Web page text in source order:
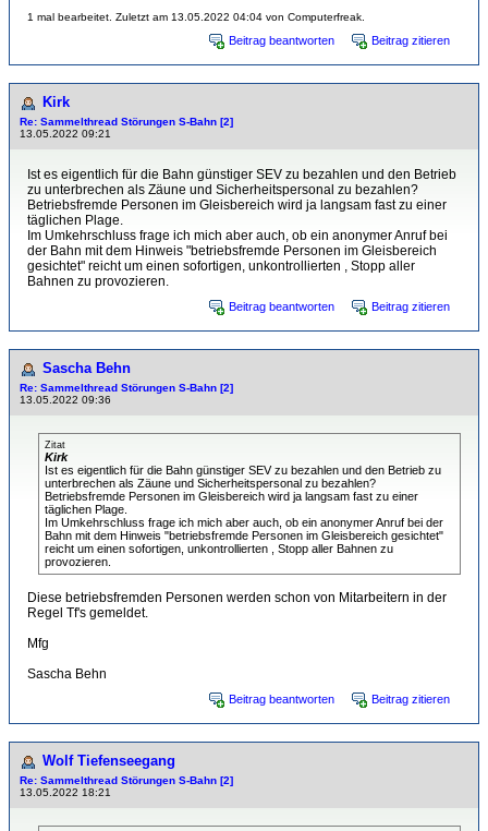
1 mal bearbeitet. Zuletzt am 13.05.2022 04:04 von Computerfreak.
Beitrag beantworten Beitrag zitieren
Kirk
Re: Sammelthread Störungen S-Bahn [2]
13.05.2022 09:21
Ist es eigentlich für die Bahn günstiger SEV zu bezahlen und den Betrieb
zu unterbrechen als Zäune und Sicherheitspersonal zu bezahlen?
Betriebsfremde Personen im Gleisbereich wird ja langsam fast zu einer
täglichen Plage.
Im Umkehrschluss frage ich mich aber auch, ob ein anonymer Anruf bei
der Bahn mit dem Hinweis "betriebsfremde Personen im Gleisbereich
gesichtet" reicht um einen sofortigen, unkontrollierten , Stopp aller
Bahnen zu provozieren.
Beitrag beantworten Beitrag zitieren
Sascha Behn
Re: Sammelthread Störungen S-Bahn [2]
13.05.2022 09:36
Zitat
Kirk
Ist es eigentlich für die Bahn günstiger SEV zu bezahlen und den Betrieb zu
unterbrechen als Zäune und Sicherheitspersonal zu bezahlen?
Betriebsfremde Personen im Gleisbereich wird ja langsam fast zu einer
täglichen Plage.
Im Umkehrschluss frage ich mich aber auch, ob ein anonymer Anruf bei der
Bahn mit dem Hinweis "betriebsfremde Personen im Gleisbereich gesichtet"
reicht um einen sofortigen, unkontrollierten , Stopp aller Bahnen zu
provozieren.
Diese betriebsfremden Personen werden schon von Mitarbeitern in der
Regel Tf's gemeldet.
Mfg
Sascha Behn
Beitrag beantworten Beitrag zitieren
Wolf Tiefenseegang
Re: Sammelthread Störungen S-Bahn [2]
13.05.2022 18:21